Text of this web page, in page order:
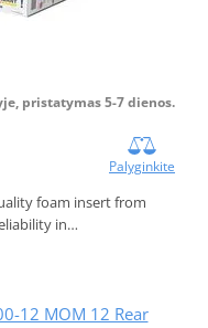
pristatymas 5-7 dienos.
Palyginkite
foam insert from
in…
12 MOM 12 Rear